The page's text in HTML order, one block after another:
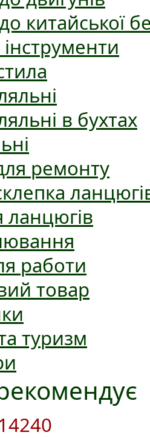
китайської
в бухтах
ремонту
ланцюгів
работи
товар
туризм